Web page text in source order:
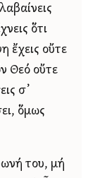
ὅτι
ἔχεις οὔτε
Θεό οὔτε
σ᾿
ὅμως
του, μή